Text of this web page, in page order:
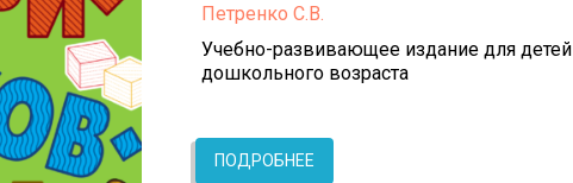
Петренко С.В.
Учебно-развивающее издание для детей
дошкольного возраста
ПОДРОБНЕЕ